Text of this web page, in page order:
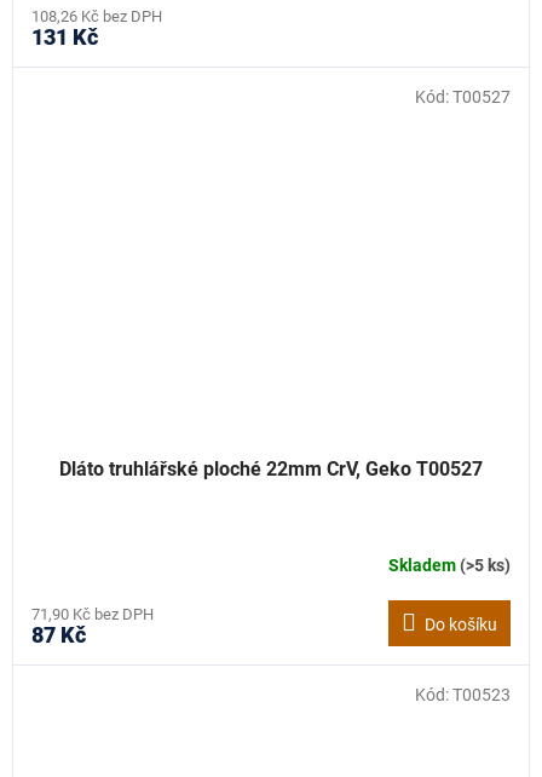
108,26 Kč bez DPH
131 Kč
Dláto truhlářské ploché 22mm CrV, Geko T00527
Skladem(>5 ks)
71,90 Kč bez DPH
87 Kč Do košíku
Kód:T00527
Kód:T00523